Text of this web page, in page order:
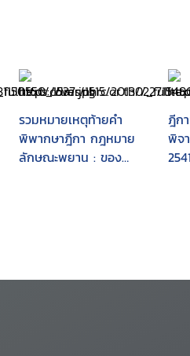
รวมหมายเหตุท้ายคำ
พิพากษาฎีกา กฎหมาย
ลักษณะพยาน : ของ
ฎีก
พิจ